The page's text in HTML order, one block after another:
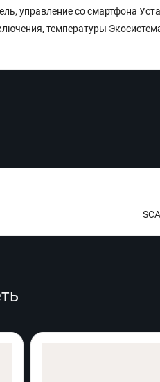
управление со смартфона
температуры